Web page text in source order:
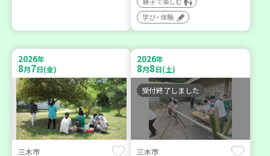
学び・体験
2026年
8月7日(金)
三木市
2026年
8月8日(土)
受付終了しました
三木市